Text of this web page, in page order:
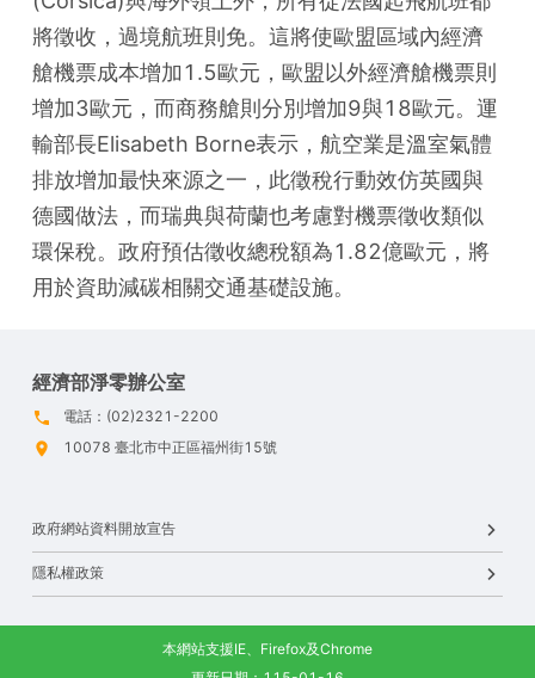
將徵收，過境航班則免。這將使歐盟區域內經濟
艙機票成本增加1.5歐元，歐盟以外經濟艙機票則
增加3歐元，而商務艙則分別增加9與18歐元。運
輸部長Elisabeth Borne表示，航空業是溫室氣體
排放增加最快來源之一，此徵稅行動效仿英國與
德國做法，而瑞典與荷蘭也考慮對機票徵收類似
環保稅。政府預估徵收總稅額為1.82億歐元，將
用於資助減碳相關交通基礎設施。
經濟部淨零辦公室
電話：(02)2321-2200
10078 臺北市中正區福州街15號
政府網站資料開放宣告
隱私權政策
本網站支援IE、Firefox及Chrome